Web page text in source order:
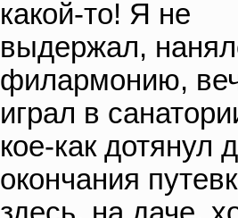
какой-то! Я не
выдержал,
филармонию,
играл в
кое-как дотянул
окончания